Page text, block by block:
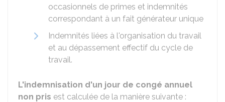
occasionnels de primes et indemnités
correspondant à un fait générateur unique
Indemnités liées à l'organisation du travail
et au dépassement effectif du cycle de
travail.
L'indemnisation d'un jour de congé annuel
non pris est calculée de la manière suivante :